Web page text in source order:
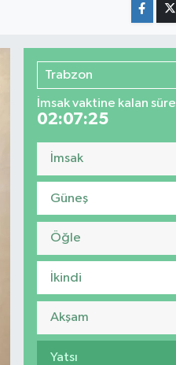
Trabzon
İmsak vaktine kalan süre
02:07:24
İmsak
Güneş
Öğle
İkindi
Akşam
Yatsı